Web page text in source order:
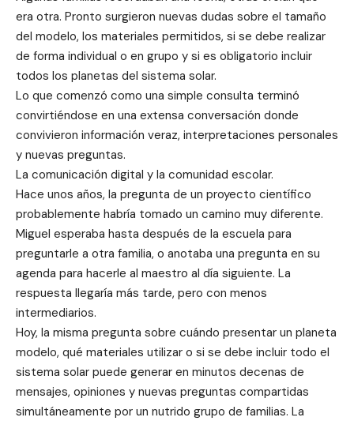
era otra. Pronto surgieron nuevas dudas sobre el tamaño
del modelo, los materiales permitidos, si se debe realizar
de forma individual o en grupo y si es obligatorio incluir
todos los planetas del sistema solar.
Lo que comenzó como una simple consulta terminó
convirtiéndose en una extensa conversación donde
convivieron información veraz, interpretaciones personales
y nuevas preguntas.
La comunicación digital y la comunidad escolar.
Hace unos años, la pregunta de un proyecto científico
probablemente habría tomado un camino muy diferente.
Miguel esperaba hasta después de la escuela para
preguntarle a otra familia, o anotaba una pregunta en su
agenda para hacerle al maestro al día siguiente. La
respuesta llegaría más tarde, pero con menos
intermediarios.
Hoy, la misma pregunta sobre cuándo presentar un planeta
modelo, qué materiales utilizar o si se debe incluir todo el
sistema solar puede generar en minutos decenas de
mensajes, opiniones y nuevas preguntas compartidas
simultáneamente por un nutrido grupo de familias. La